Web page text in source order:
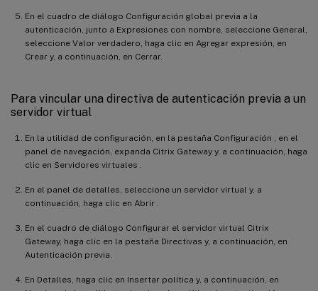
En el cuadro de diálogo Configuración global previa a la
autenticación, junto a Expresiones con nombre, seleccione General,
seleccione Valor verdadero, haga clic en Agregar expresión, en
Crear y, a continuación, en Cerrar.
Para vincular una directiva de autenticación previa a un
servidor virtual
En la utilidad de configuración, en la pestaña Configuración , en el
panel de navegación, expanda Citrix Gateway y, a continuación, haga
clic en Servidores virtuales .
En el panel de detalles, seleccione un servidor virtual y, a
continuación, haga clic en Abrir .
En el cuadro de diálogo Configurar el servidor virtual Citrix
Gateway, haga clic en la pestaña Directivas y, a continuación, en
Autenticación previa.
En Detalles, haga clic en Insertar política y, a continuación, en